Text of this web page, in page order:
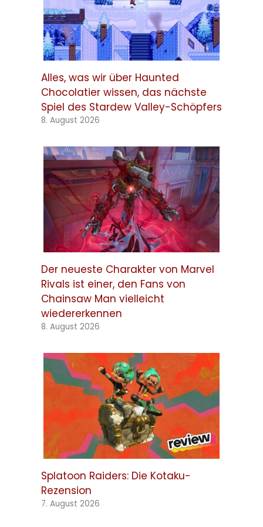
Alles, was wir über Haunted
Chocolatier wissen, das nächste
Spiel des Stardew Valley-Schöpfers
8. August 2026
Der neueste Charakter von Marvel
Rivals ist einer, den Fans von
Chainsaw Man vielleicht
wiedererkennen
8. August 2026
Splatoon Raiders: Die Kotaku-
Rezension
7. August 2026